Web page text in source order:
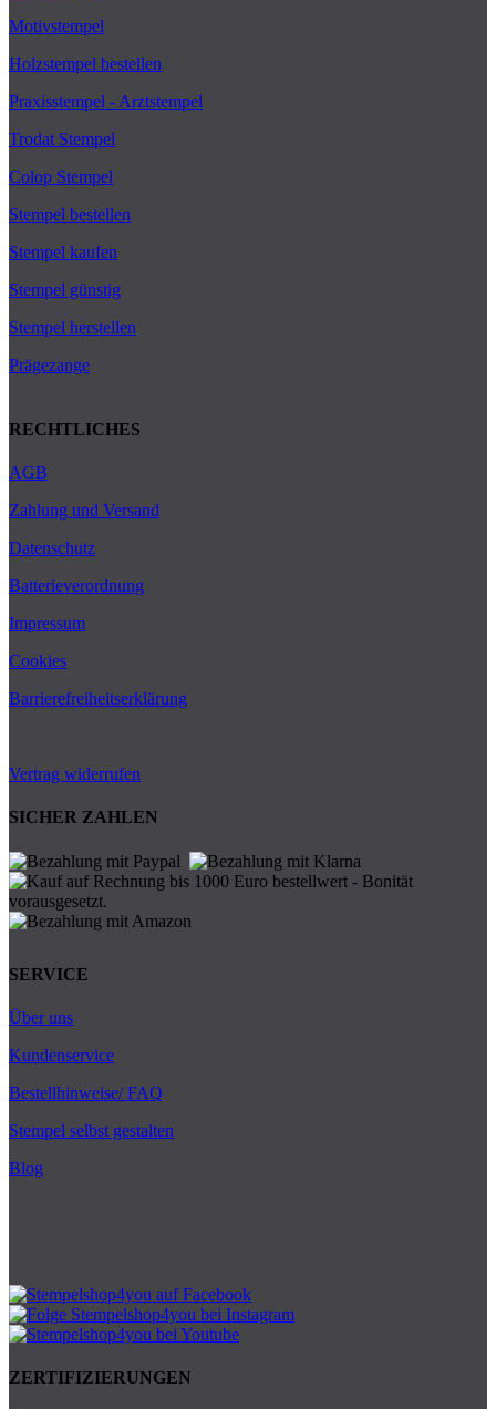
Motivstempel
Holzstempel bestellen
Praxisstempel - Arztstempel
Trodat Stempel
Colop Stempel
Stempel bestellen
Stempel kaufen
Stempel günstig
Stempel herstellen
Prägezange
RECHTLICHES
AGB
Zahlung und Versand
Datenschutz
Batterieverordnung
Impressum
Cookies
Barrierefreiheitserklärung
Vertrag widerrufen
SICHER ZAHLEN
SERVICE
Über uns
Kundenservice
Bestellhinweise/ FAQ
Stempel selbst gestalten
Blog
ZERTIFIZIERUNGEN